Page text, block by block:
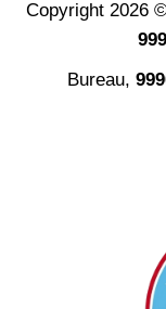
Copyright 2026
Bureau,